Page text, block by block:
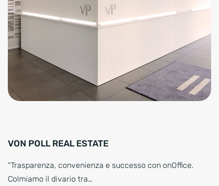
VON POLL REAL ESTATE
“Trasparenza, convenienza e successo con onOffice.
Colmiamo il divario tra…